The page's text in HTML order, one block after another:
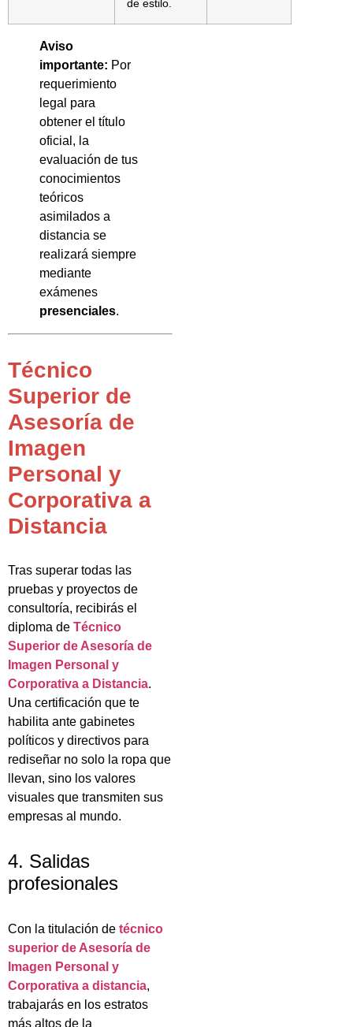
de estilo.
Aviso
importante: Por
requerimiento
legal para
obtener el título
oficial, la
evaluación de tus
conocimientos
teóricos
asimilados a
distancia se
realizará siempre
mediante
exámenes
presenciales.
Técnico
Superior de
Asesoría de
Imagen
Personal y
Corporativa a
Distancia
Tras superar todas las
pruebas y proyectos de
consultoría, recibirás el
diploma de Técnico
Superior de Asesoría de
Imagen Personal y
Corporativa a Distancia.
Una certificación que te
habilita ante gabinetes
políticos y directivos para
rediseñar no solo la ropa que
llevan, sino los valores
visuales que transmiten sus
empresas al mundo.
4. Salidas
profesionales
Con la titulación de técnico
superior de Asesoría de
Imagen Personal y
Corporativa a distancia,
trabajarás en los estratos
más altos de la